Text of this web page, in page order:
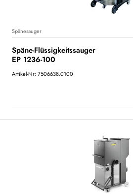
Spänesauger
Späne-Flüssigkeitssauger
EP 1236-100
Artikel-Nr: 7506638.0100